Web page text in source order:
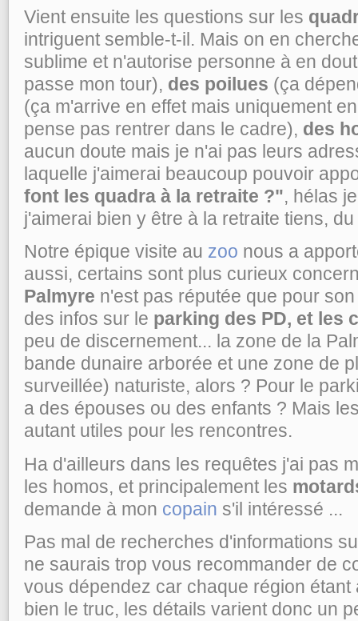
Vient ensuite les questions sur les
intriguent semble-t-il. Mais on en
sublime et n'autorise personne à en
passe mon tour), des poilues (ça
(ça m'arrive en effet mais uniquement
pense pas rentrer dans le cadre), des
aucun doute mais je n'ai pas leurs
laquelle j'aimerai beaucoup pouvoir
font les quadra à la retraite ?", hélas
j'aimerai bien y être à la retraite tiens,
Notre épique visite au zoo nous a
aussi, certains sont plus curieux
Palmyre n'est pas réputée que pour
des infos sur le parking des PD, et les
peu de discernement... la zone de la
bande dunaire arborée et une zone de
surveillée) naturiste, alors ? Pour le
a des épouses ou des enfants ? Mais
autant utiles pour les rencontres.
Ha d'ailleurs dans les requêtes j'ai pas
les homos, et principalement les
demande à mon copain s'il intéressé ...
Pas mal de recherches d'informations
ne saurais trop vous recommander de
vous dépendez car chaque région
bien le truc, les détails varient donc un